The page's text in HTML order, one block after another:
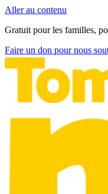
Aller au contenu
Gratuit pour les familles,
Faire un don pour nous